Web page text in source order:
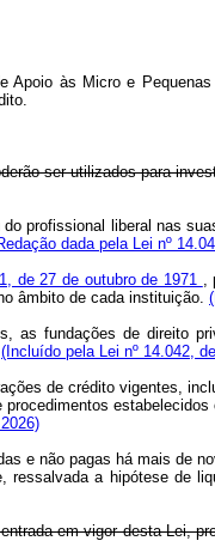
às Micro e
ser utilizados para
profissional liberal nas
dada pela Lei nº
de 27 de outubro de 1971 ,
âmbito de cada instituição.
as fundações de direito
(Incluído pela Lei nº 14.042,
de crédito vigentes,
e não pagas há mais de
a hipótese de
em vigor desta Lei,